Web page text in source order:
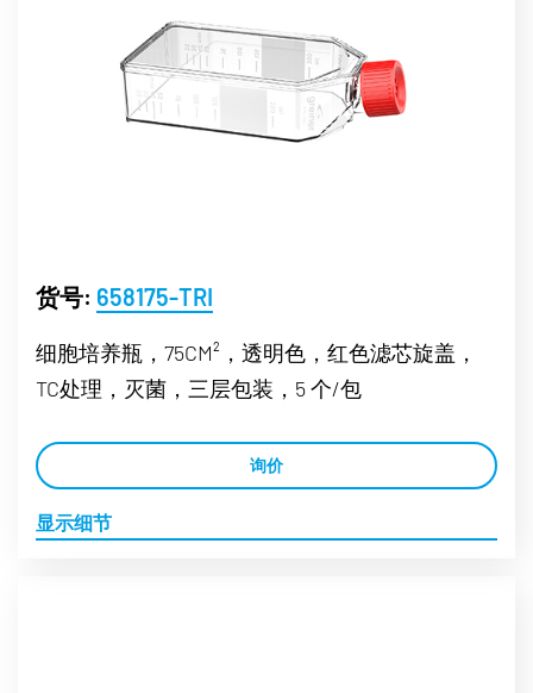
货号: 658175-TRI
细胞培养瓶，75CM²，透明色，红色滤芯旋盖，
TC处理，灭菌，三层包装，5 个/包
询价
显示细节